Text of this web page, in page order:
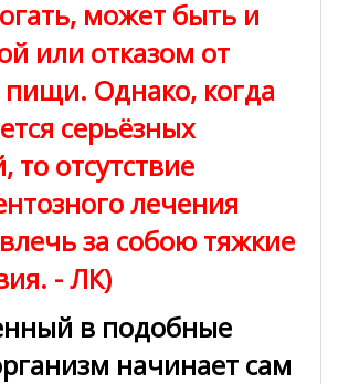
может быть и
или отказом от
пищи. Однако, когда
серьёзных
то отсутствие
лечения
за собою тяжкие
- ЛК)
в подобные
начинает сам